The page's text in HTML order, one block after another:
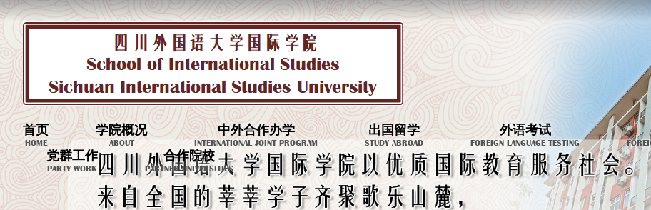
首页
HOME
学院概况
ABOUT
中外合作办学
INTERNATIONAL JOINT PROGRAM
出国留学
STUDY ABROAD
外语考试
FOREIGN LANGUAGE TESTING
党群工作
PARTY WORK
合作院校
PARTNER UNIVERSITIES